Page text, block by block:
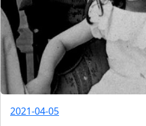
2021-04-05